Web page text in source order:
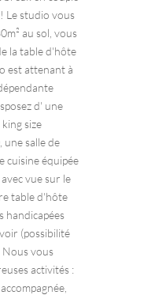
Le studio vous
au sol, vous
la table d'hôte
est attenant à
d' une
size
salle de
cuisine équipée
vue sur le
table d'hôte
handicapées
(possibilité
Nous vous
activités :